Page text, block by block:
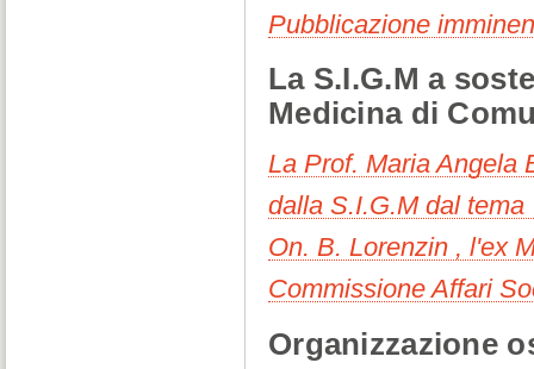
Pubblicazione
La S.I.G.M a
Medicina di
La Prof. Maria Angela
dalla S.I.G.M dal
On. B. Lorenzin , l'ex
Commissione Affari
Organizzazione